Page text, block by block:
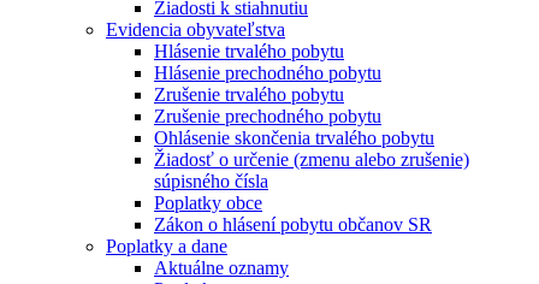
Žiadosti k stiahnutiu
Evidencia obyvateľstva
Hlásenie trvalého pobytu
Hlásenie prechodného pobytu
Zrušenie trvalého pobytu
Zrušenie prechodného pobytu
Ohlásenie skončenia trvalého pobytu
Žiadosť o určenie (zmenu alebo zrušenie)
súpisného čísla
Poplatky obce
Zákon o hlásení pobytu občanov SR
Poplatky a dane
Aktuálne oznamy